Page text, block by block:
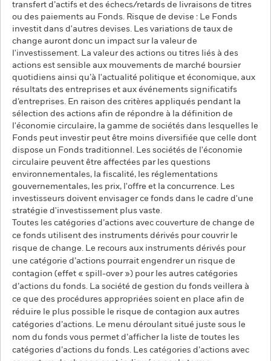
transfert d’actifs et des échecs/retards de livraisons de titres
ou des paiements au Fonds. Risque de devise : Le Fonds
investit dans d'autres devises. Les variations de taux de
change auront donc un impact sur la valeur de
l'investissement. La valeur des actions ou titres liés à des
actions est sensible aux mouvements de marché boursier
quotidiens ainsi qu’à l'actualité politique et économique, aux
résultats des entreprises et aux événements significatifs
d’entreprises. En raison des critères appliqués pendant la
sélection des actions afin de répondre à la définition de
l'économie circulaire, la gamme de sociétés dans lesquelles le
Fonds peut investir peut être moins diversifiée que celle dont
dispose un Fonds traditionnel. Les sociétés de l'économie
circulaire peuvent être affectées par les questions
environnementales, la fiscalité, les réglementations
gouvernementales, les prix, l'offre et la concurrence. Les
investisseurs doivent envisager ce fonds dans le cadre d'une
stratégie d'investissement plus vaste.
Toutes les catégories d’actions avec couverture de change de
ce fonds utilisent des instruments dérivés pour couvrir le
risque de change. Le recours aux instruments dérivés pour
une catégorie d’actions pourrait engendrer un risque de
contagion (effet « spill-over ») pour les autres catégories
d’actions du fonds. La société de gestion du fonds veillera à
ce que des procédures appropriées soient en place afin de
réduire le plus possible le risque de contagion aux autres
catégories d’actions. Le menu déroulant situé juste sous le
nom du fonds vous permet d’afficher la liste de toutes les
catégories d’actions du fonds. Les catégories d’actions avec